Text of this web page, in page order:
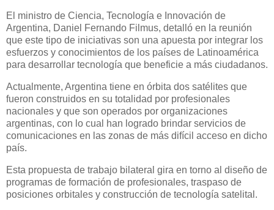
El ministro de Ciencia, Tecnología e Innovación de
Argentina, Daniel Fernando Filmus, detalló en la reunión
que este tipo de iniciativas son una apuesta por integrar los
esfuerzos y conocimientos de los países de Latinoamérica
para desarrollar tecnología que beneficie a más ciudadanos.
Actualmente, Argentina tiene en órbita dos satélites que
fueron construidos en su totalidad por profesionales
nacionales y que son operados por organizaciones
argentinas, con lo cual han logrado brindar servicios de
comunicaciones en las zonas de más difícil acceso en dicho
país.
Esta propuesta de trabajo bilateral gira en torno al diseño de
programas de formación de profesionales, traspaso de
posiciones orbitales y construcción de tecnología satelital.